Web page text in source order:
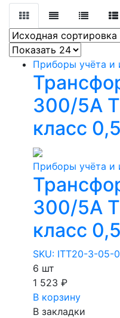
Приборы учёта и
300/5А
класс
Приборы учёта и
300/5А
класс
SKU: ITT20-3-05-
6 шт
1 523 ₽
В корзину
В закладки